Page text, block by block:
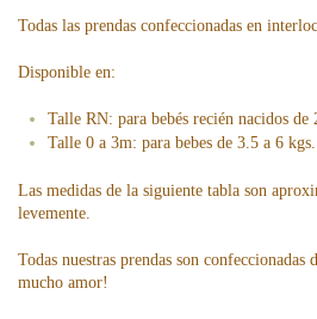
Todas las prendas confeccionadas en
Disponible en:
Talle RN: para bebés recién nacidos de
Talle 0 a 3m: para bebes de 3.5 a 6 kgs.
Las medidas de la siguiente tabla son
levemente.
Todas nuestras prendas son confeccionadas
mucho amor!